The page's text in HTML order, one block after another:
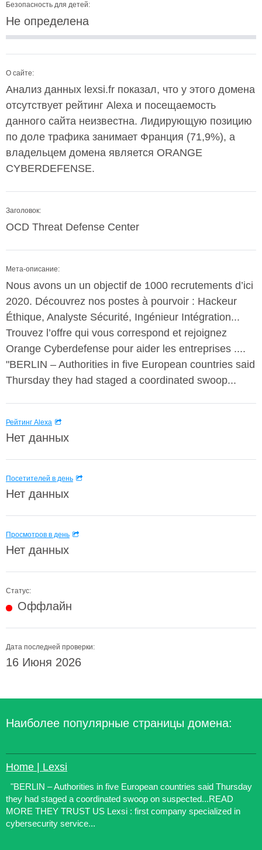
Безопасность для детей:
Не определена
О сайте:
Анализ данных lexsi.fr показал, что у этого домена
отсутствует рейтинг Alexa и посещаемость
данного сайта неизвестна. Лидирующую позицию
по доле трафика занимает Франция (71,9%), а
владельцем домена является ORANGE
CYBERDEFENSE.
Заголовок:
OCD Threat Defense Center
Мета-описание:
Nous avons un un objectif de 1000 recrutements d’ici
2020. Découvrez nos postes à pourvoir : Hackeur
Éthique, Analyste Sécurité, Ingénieur Intégration...
Trouvez l’offre qui vous correspond et rejoignez
Orange Cyberdefense pour aider les entreprises ....
"BERLIN – Authorities in five European countries said
Thursday they had staged a coordinated swoop...
Рейтинг Alexa
Нет данных
Посетителей в день
Нет данных
Просмотров в день
Нет данных
Статус:
Оффлайн
Дата последней проверки:
16 Июня 2026
Наиболее популярные страницы домена:
Home | Lexsi
"BERLIN – Authorities in five European countries said Thursday
they had staged a coordinated swoop on suspected...READ
MORE THEY TRUST US Lexsi : first company specialized in
cybersecurity service...